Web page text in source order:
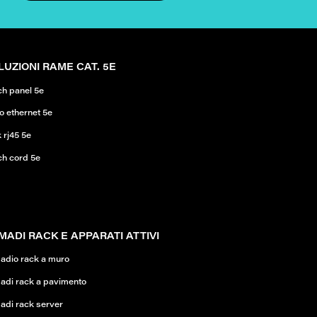
RAME CAT. 5E
panel 5e
ethernet 5e
rj45 5e
cord 5e
RACK E APPARATI ATTIVI
rack a muro
rack a pavimento
rack server